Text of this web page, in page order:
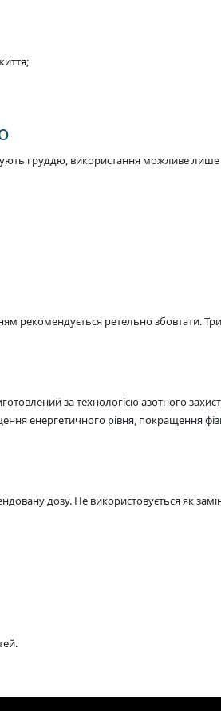
груддю, використання можливе
рекомендується ретельно збовтати.
за технологією азотного
енергетичного рівня, покращення
дозу. Не використовується як